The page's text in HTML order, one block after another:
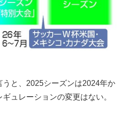
うと、2025シーズンは2024年か
ギュレーションの変更はない。